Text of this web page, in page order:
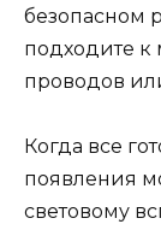
безопасном
подходите к
проводов
Когда все
появления
световому